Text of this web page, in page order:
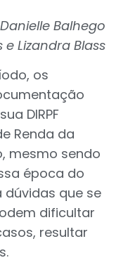
Balhego
e Lizandra Blass
os
DIRPF
Renda da
mesmo sendo
época do
dúvidas que se
dificultar
resultar